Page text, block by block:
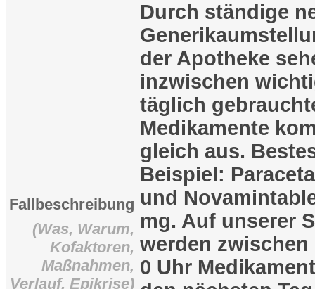
Fallbeschreibung
(Was, Warum,
Kofaktoren,
Maßnahmen,
Verlauf, Epikrise)
Durch ständige
der Apotheke
inzwischen
täglich
Medikamente
gleich aus.
Beispiel:
und
mg. Auf unserer
werden zwischen
0 Uhr